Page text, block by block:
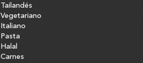
Tailandés
Vegetariano
Italiano
Pasta
Halal
Carnes